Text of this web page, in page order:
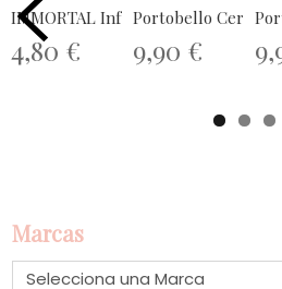
Marcas
IMMORTAL Infuse Cologne Smoked
4,80 €
Portobello Cera
9,90 €